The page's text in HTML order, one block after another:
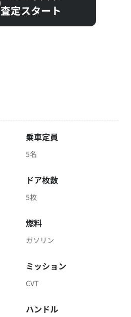
査定スタート
乗車定員
5名
ドア枚数
5枚
燃料
ガソリン
ミッション
CVT
ハンドル